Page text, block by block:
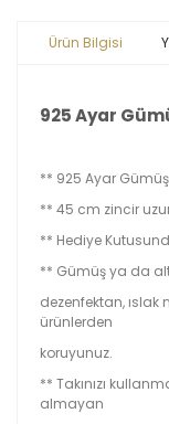
Ürün Bilgisi
925 Ayar
** 925 Ayar Gümüş
** 45 cm zincir
** Hediye
** Gümüş ya da
dezenfektan,
ürünlerden
koruyunuz.
** Takınızı
almayan